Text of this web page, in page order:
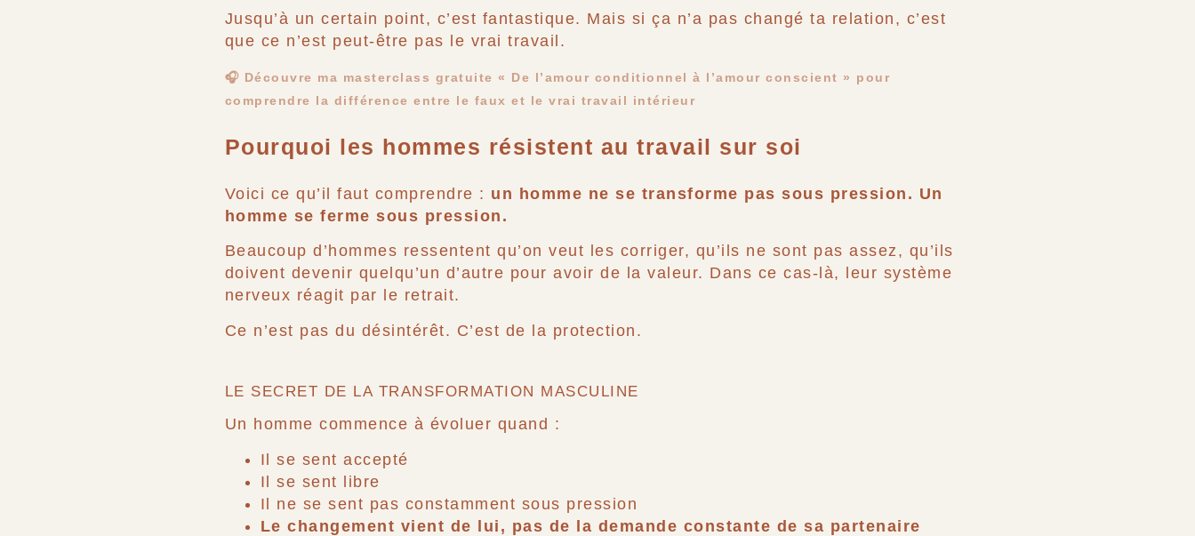
Jusqu’à un certain point, c’est fantastique. Mais si ça n’a pas changé ta relation, c’est
que ce n’est peut-être pas le vrai travail.
🎧 Découvre ma masterclass gratuite « De l’amour conditionnel à l’amour conscient » pour
comprendre la différence entre le faux et le vrai travail intérieur
Pourquoi les hommes résistent au travail sur soi
Voici ce qu’il faut comprendre : un homme ne se transforme pas sous pression. Un
homme se ferme sous pression.
Beaucoup d’hommes ressentent qu’on veut les corriger, qu’ils ne sont pas assez, qu’ils
doivent devenir quelqu’un d’autre pour avoir de la valeur. Dans ce cas-là, leur système
nerveux réagit par le retrait.
Ce n’est pas du désintérêt. C’est de la protection.
LE SECRET DE LA TRANSFORMATION MASCULINE
Un homme commence à évoluer quand :
Il se sent accepté
Il se sent libre
Il ne se sent pas constamment sous pression
Le changement vient de lui, pas de la demande constante de sa partenaire